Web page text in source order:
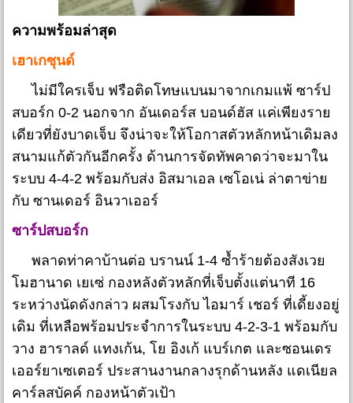
ความพร้อมล่าสุด
เฮาเกซุนด์
ไม่มีใครเจ็บ ฟรือติดโทษแบนมาจากเกมแพ้ ซาร์ป
สบอร์ก 0-2 นอกจาก อันเดอร์ส บอนด์ฮัส แค่เพียงราย
เดียวที่ยังบาดเจ็บ จึงน่าจะให้โอกาสตัวหลักหน้าเดิมลง
สนามแก้ตัวกันอีกครั้ง ด้านการจัดทัพคาดว่าจะมาใน
ระบบ 4-4-2 พร้อมกับส่ง อิสมาเอล เซโอเน่ ล่าตาข่าย
กับ ซานเดอร์ อินวาเออร์
ซาร์ปสบอร์ก
พลาดท่าคาบ้านต่อ บรานน์ 1-4 ซ้ำร้ายต้องสังเวย
โมฮานาด เยเซ่ กองหลังตัวหลักที่เจ็บตั้งแต่นาที 16
ระหว่างนัดดังกล่าว ผสมโรงกับ ไอมาร์ เชอร์ ที่เดี้ยงอยู่
เดิม ที่เหลือพร้อมประจำการในระบบ 4-2-3-1 พร้อมกับ
วาง ฮาราลด์ แทงเก้น, โย อิงเก้ แบร์เกต และซอนเดร
เออร์ยาเซเตอร์ ประสานงานกลางรุกด้านหลัง แดเนียล
คาร์ลสบัคค์ กองหน้าตัวเป้า